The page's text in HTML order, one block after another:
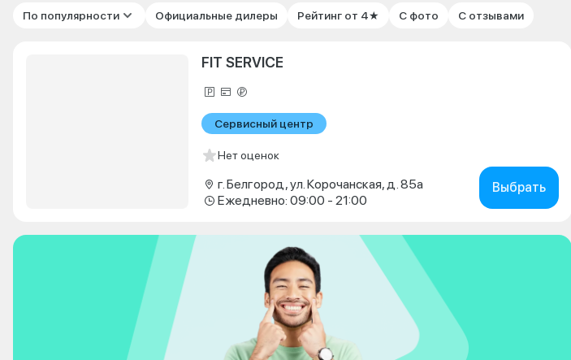
По популярности Официальные дилеры Рейтинг от 4★ С фото С отзывами
FIT SERVICE
Сервисный центр
Нет оценок
г. Белгород, ул. Корочанская, д. 85а
Ежедневно: 09:00 - 21:00
Выбрать